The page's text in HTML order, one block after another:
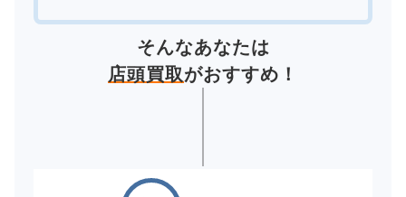
そんなあなたは
店頭買取がおすすめ！